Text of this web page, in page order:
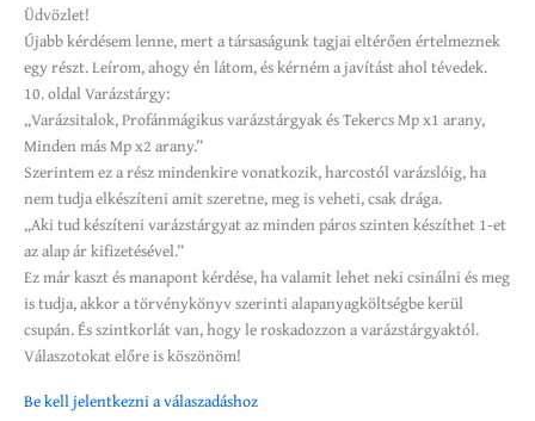
Üdvözlet!
Újabb kérdésem lenne, mert a társaságunk tagjai eltérően értelmeznek
egy részt. Leírom, ahogy én látom, és kérném a javítást ahol tévedek.
10. oldal Varázstárgy:
„Varázsitalok, Profánmágikus varázstárgyak és Tekercs Mp x1 arany,
Minden más Mp x2 arany.”
Szerintem ez a rész mindenkire vonatkozik, harcostól varázslóig, ha
nem tudja elkészíteni amit szeretne, meg is veheti, csak drága.
„Aki tud készíteni varázstárgyat az minden páros szinten készíthet 1-et
az alap ár kifizetésével.”
Ez már kaszt és manapont kérdése, ha valamit lehet neki csinálni és meg
is tudja, akkor a törvénykönyv szerinti alapanyagköltségbe kerül
csupán. És szintkorlát van, hogy le roskadozzon a varázstárgyaktól.
Válaszotokat előre is köszönöm!
Be kell jelentkezni a válaszadáshoz